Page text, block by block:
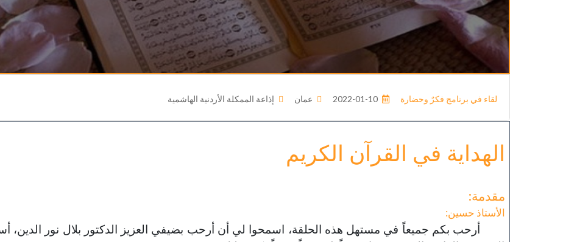
لقاء في برنامج فكرٌ وحضارة 2022-01-10 عمان إذاعة الممكلة الأردنية الهاشمية
الهداية في القرآن الكريم
مقدمة:
الأستاذ حسين:
أرحب بكم جميعاً في مستهل هذه الحلقة، اسمحوا لي أن أرحب بضيفي العزيز الدكتور بلال نور الدين،